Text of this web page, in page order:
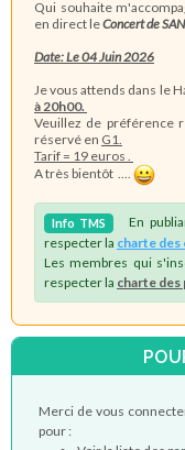
Qui souhaite
en direct leConcert de
Date: Le 04 Juin 2026
Je vous attends dans le
à 20h00.
Veuillez de préférence
réservé en G1.
Tarif = 19 euros .
A très bientôt ....
Info TMS En
respecter la charte
Les membres qui
respecter la charte
Merci de vous
pour :